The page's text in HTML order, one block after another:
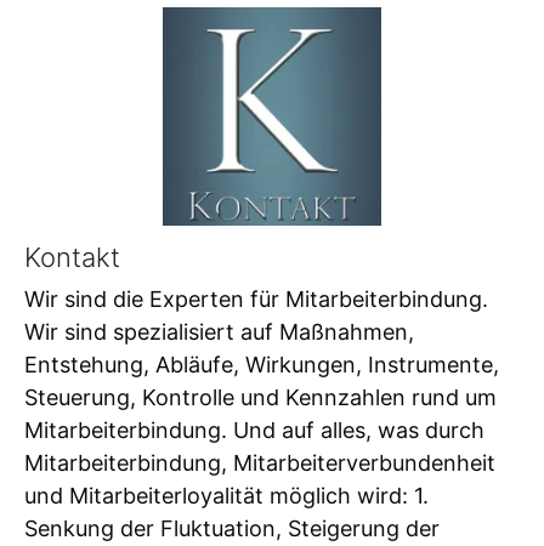
Kontakt
Wir sind die Experten für Mitarbeiterbindung.
Wir sind spezialisiert auf Maßnahmen,
Entstehung, Abläufe, Wirkungen, Instrumente,
Steuerung, Kontrolle und Kennzahlen rund um
Mitarbeiterbindung. Und auf alles, was durch
Mitarbeiterbindung, Mitarbeiterverbundenheit
und Mitarbeiterloyalität möglich wird: 1.
Senkung der Fluktuation, Steigerung der